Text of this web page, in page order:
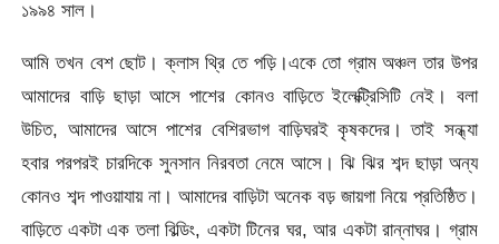
১৯৯৪ সাল।
আমি তখন বেশ ছোট। ক্লাস থ্রি তে পড়ি।একে তো গ্রাম অঞ্চল তার উপর
আমাদের বাড়ি ছাড়া আসে পাশের কোনও বাড়িতে ইলেক্ট্রিসিটি নেই। বলা
উচিত, আমাদের আসে পাশের বেশিরভাগ বাড়িঘরই কৃষকদের। তাই সন্ধ্যা
হবার পরপরই চারদিকে সুনসান নিরবতা নেমে আসে। ঝি ঝির শব্দ ছাড়া অন্য
কোনও শব্দ পাওয়াযায় না। আমাদের বাড়িটা অনেক বড় জায়গা নিয়ে প্রতিষ্ঠিত।
বাড়িতে একটা এক তলা বিল্ডিং, একটা টিনের ঘর, আর একটা রান্নাঘর। গ্রাম